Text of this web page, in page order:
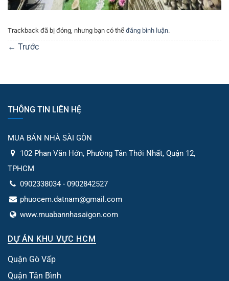
Trackback đã bị đóng, nhưng bạn có thể đăng bình luận.
← Trước
THÔNG TIN LIÊN HỆ
MUA BÁN NHÀ SÀI GÒN
102 Phan Văn Hớn, Phường Tân Thới Nhất, Quận 12,
TPHCM
0902338034 - 0902842527
phuocem.datnam@gmail.com
www.muabannhasaigon.com
DỰ ÁN KHU VỰC HCM
Quận Gò Vấp
Quận Tân Bình